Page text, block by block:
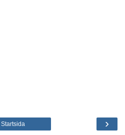
›
Startsida